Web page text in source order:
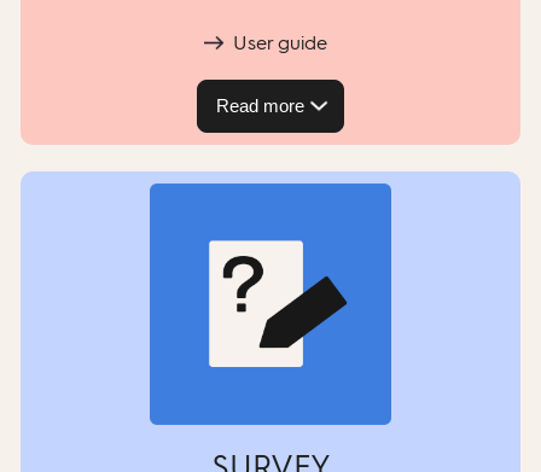
User guide
Read more